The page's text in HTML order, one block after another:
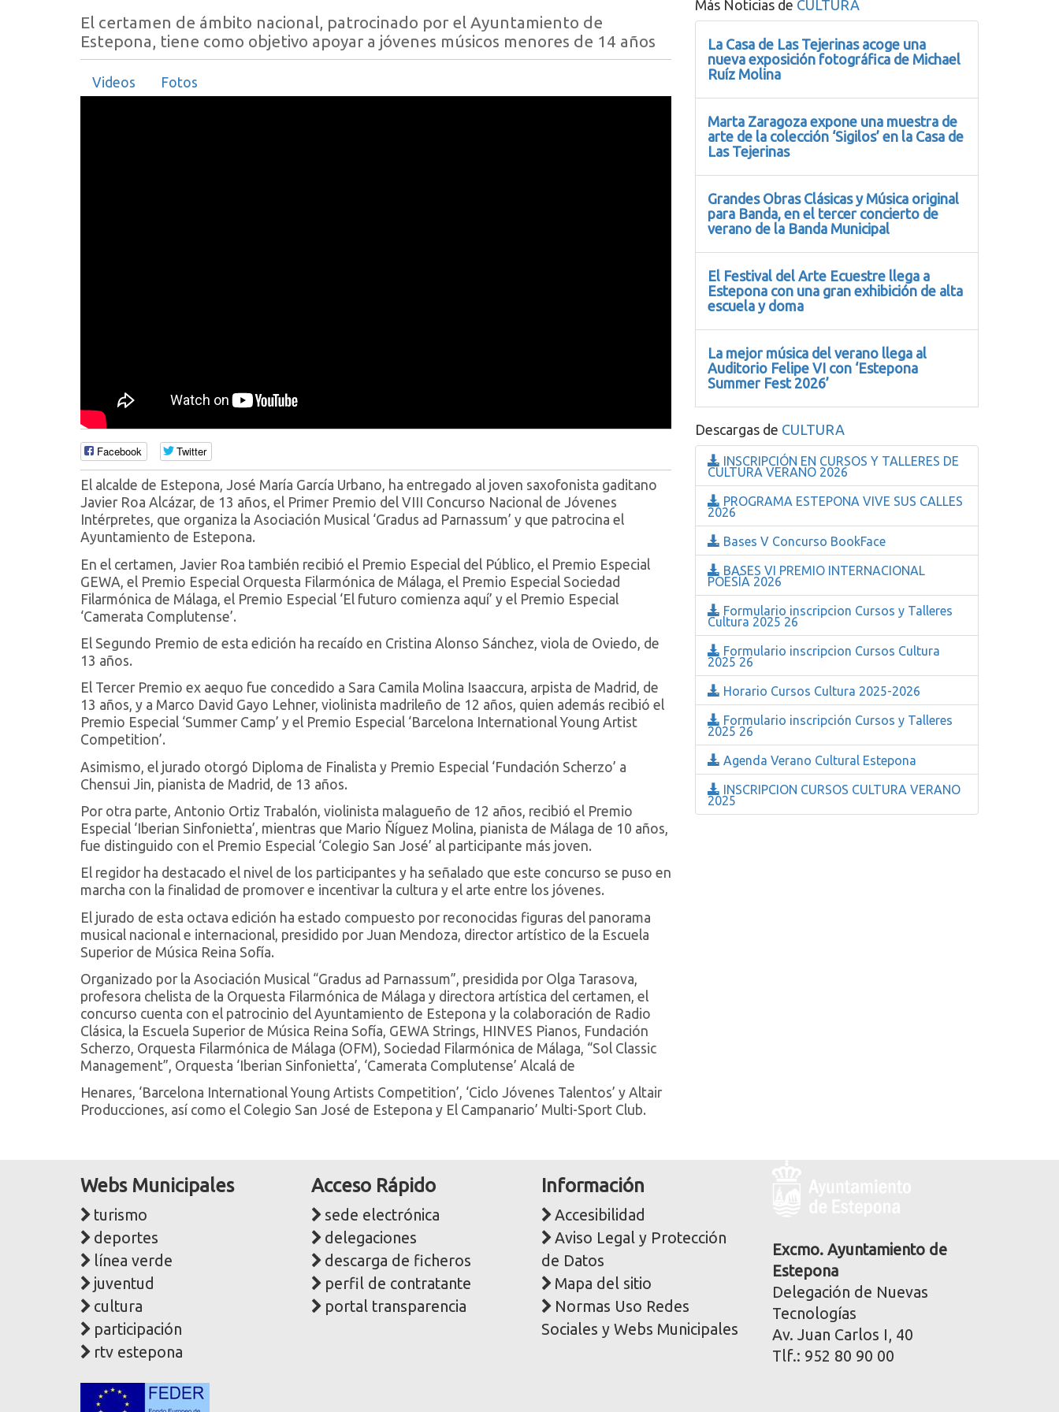
El certamen de ámbito nacional, patrocinado por el Ayuntamiento de
Estepona, tiene como objetivo apoyar a jóvenes músicos menores de 14 años
Videos Fotos
Facebook Twitter
El alcalde de Estepona, José María García Urbano, ha entregado al joven saxofonista gaditano
Javier Roa Alcázar, de 13 años, el Primer Premio del VIII Concurso Nacional de Jóvenes
Intérpretes, que organiza la Asociación Musical ‘Gradus ad Parnassum’ y que patrocina el
Ayuntamiento de Estepona.
En el certamen, Javier Roa también recibió el Premio Especial del Público, el Premio Especial
GEWA, el Premio Especial Orquesta Filarmónica de Málaga, el Premio Especial Sociedad
Filarmónica de Málaga, el Premio Especial ‘El futuro comienza aquí’ y el Premio Especial
‘Camerata Complutense’.
El Segundo Premio de esta edición ha recaído en Cristina Alonso Sánchez, viola de Oviedo, de
13 años.
El Tercer Premio ex aequo fue concedido a Sara Camila Molina Isaaccura, arpista de Madrid, de
13 años, y a Marco David Gayo Lehner, violinista madrileño de 12 años, quien además recibió el
Premio Especial ‘Summer Camp’ y el Premio Especial ‘Barcelona International Young Artist
Competition’.
Asimismo, el jurado otorgó Diploma de Finalista y Premio Especial ‘Fundación Scherzo’ a
Chensui Jin, pianista de Madrid, de 13 años.
Por otra parte, Antonio Ortiz Trabalón, violinista malagueño de 12 años, recibió el Premio
Especial ‘Iberian Sinfonietta’, mientras que Mario Ñíguez Molina, pianista de Málaga de 10 años,
fue distinguido con el Premio Especial ‘Colegio San José’ al participante más joven.
El regidor ha destacado el nivel de los participantes y ha señalado que este concurso se puso en
marcha con la finalidad de promover e incentivar la cultura y el arte entre los jóvenes.
El jurado de esta octava edición ha estado compuesto por reconocidas figuras del panorama
musical nacional e internacional, presidido por Juan Mendoza, director artístico de la Escuela
Superior de Música Reina Sofía.
Organizado por la Asociación Musical “Gradus ad Parnassum”, presidida por Olga Tarasova,
profesora chelista de la Orquesta Filarmónica de Málaga y directora artística del certamen, el
concurso cuenta con el patrocinio del Ayuntamiento de Estepona y la colaboración de Radio
Clásica, la Escuela Superior de Música Reina Sofía, GEWA Strings, HINVES Pianos, Fundación
Scherzo, Orquesta Filarmónica de Málaga (OFM), Sociedad Filarmónica de Málaga, “Sol Classic
Management”, Orquesta ‘Iberian Sinfonietta’, ‘Camerata Complutense’ Alcalá de
Henares, ‘Barcelona International Young Artists Competition’, ‘Ciclo Jóvenes Talentos’ y Altair
Producciones, así como el Colegio San José de Estepona y El Campanario’ Multi-Sport Club.
Más Noticias de CULTURA
La Casa de Las Tejerinas acoge una
nueva exposición fotográfica de Michael
Ruíz Molina
Marta Zaragoza expone una muestra de
arte de la colección ‘Sigilos’ en la Casa de
Las Tejerinas
Grandes Obras Clásicas y Música original
para Banda, en el tercer concierto de
verano de la Banda Municipal
El Festival del Arte Ecuestre llega a
Estepona con una gran exhibición de alta
escuela y doma
La mejor música del verano llega al
Auditorio Felipe VI con ‘Estepona
Summer Fest 2026’
Descargas de CULTURA
INSCRIPCIÓN EN CURSOS Y TALLERES DE
CULTURA VERANO 2026
PROGRAMA ESTEPONA VIVE SUS CALLES
2026
Bases V Concurso BookFace
BASES VI PREMIO INTERNACIONAL
POESÍA 2026
Formulario inscripcion Cursos y Talleres
Cultura 2025 26
Formulario inscripcion Cursos Cultura
2025 26
Horario Cursos Cultura 2025-2026
Formulario inscripción Cursos y Talleres
2025 26
Agenda Verano Cultural Estepona
INSCRIPCION CURSOS CULTURA VERANO
2025
Webs Municipales
turismo
deportes
línea verde
juventud
cultura
participación
rtv estepona
Acceso Rápido
sede electrónica
delegaciones
descarga de ficheros
perfil de contratante
portal transparencia
Información
Accesibilidad
Aviso Legal y Protección
de Datos
Mapa del sitio
Normas Uso Redes
Sociales y Webs Municipales
corporativa
Excmo. Ayuntamiento de
Estepona
Delegación de Nuevas
Tecnologías
Av. Juan Carlos I, 40
Tlf.: 952 80 90 00